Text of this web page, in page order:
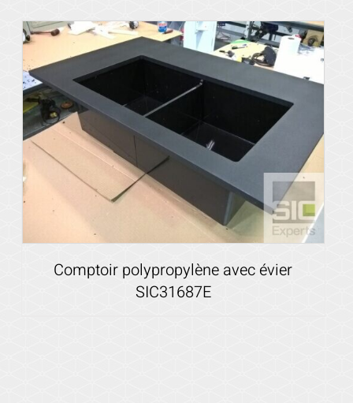
Voir les détails
Comptoir polypropylène avec évier
SIC31687E